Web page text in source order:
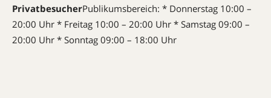
PrivatbesucherPublikumsbereich: * Donnerstag 10:00 –
20:00 Uhr * Freitag 10:00 – 20:00 Uhr * Samstag 09:00 –
20:00 Uhr * Sonntag 09:00 – 18:00 Uhr